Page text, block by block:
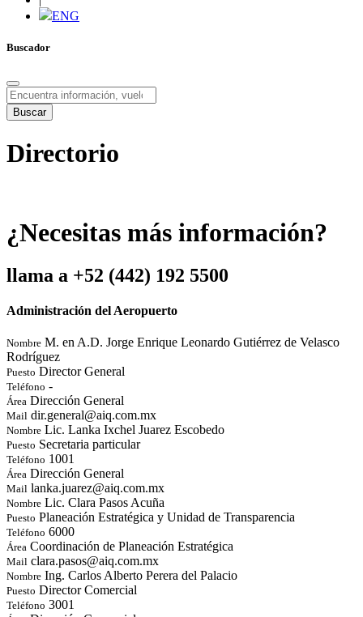
ENG
Buscador
Buscar
Directorio
¿Necesitas más información?
llama a +52 (442) 192 5500
Administración del Aeropuerto
Nombre M. en A.D. Jorge Enrique Leonardo Gutiérrez de Velasco
Rodríguez
Puesto Director General
Teléfono -
Área Dirección General
Mail dir.general@aiq.com.mx
Nombre Lic. Lanka Ixchel Juarez Escobedo
Puesto Secretaria particular
Teléfono 1001
Área Dirección General
Mail lanka.juarez@aiq.com.mx
Nombre Lic. Clara Pasos Acuña
Puesto Planeación Estratégica y Unidad de Transparencia
Teléfono 6000
Área Coordinación de Planeación Estratégica
Mail clara.pasos@aiq.com.mx
Nombre Ing. Carlos Alberto Perera del Palacio
Puesto Director Comercial
Teléfono 3001